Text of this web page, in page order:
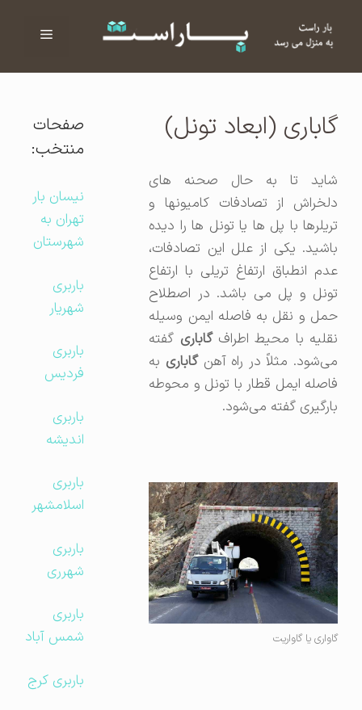
فهرست
گاباری (ابعاد تونل)
شاید تا به حال صحنه های
دلخراش از تصادفات کامیونها و
تریلرها با پل ها یا تونل ها را دیده
باشید. یکی از علل این تصادفات،
عدم انطباق ارتفاغ تریلی با ارتفاع
تونل و پل می باشد. در اصطلاح
حمل و نقل به فاصله ایمن وسیله
نقلیه با محیط اطرافگاباریگفته
می‌شود. مثلاً در راه آهنگاباریبه
فاصله ایمل قطار با تونل و محوطه
بارگیری گفته می‌شود.
گاواری یا گاواریت
صفحات
منتخب:
نیسان بار
تهران به
شهرستان
باربری
شهریار
باربری
فردیس
باربری
اندیشه
باربری
اسلامشهر
باربری
شهرری
باربری
شمس آباد
باربری کرج